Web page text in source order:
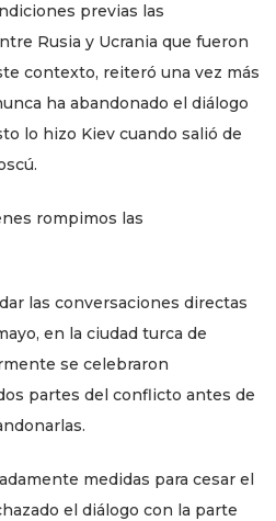
previas las
Rusia y Ucrania que fueron
contexto, reiteró una vez más
ha abandonado el diálogo
lo hizo Kiev cuando salió de
rompimos las
las conversaciones directas
en la ciudad turca de
se celebraron
partes del conflicto antes de
medidas para cesar el
el diálogo con la parte